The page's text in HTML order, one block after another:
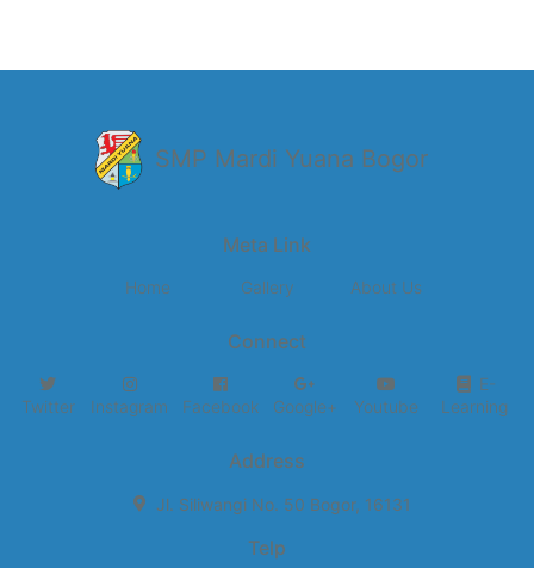
SMP Mardi Yuana Bogor
Meta Link
Home Gallery About Us
Connect
Twitter Instagram Facebook Google+ Youtube
E-
Learning
Address
Jl. Siliwangi No. 50 Bogor, 16131
Telp